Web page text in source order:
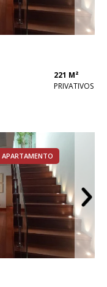
221 M²
PRIVATIVOS
APARTAMENTO